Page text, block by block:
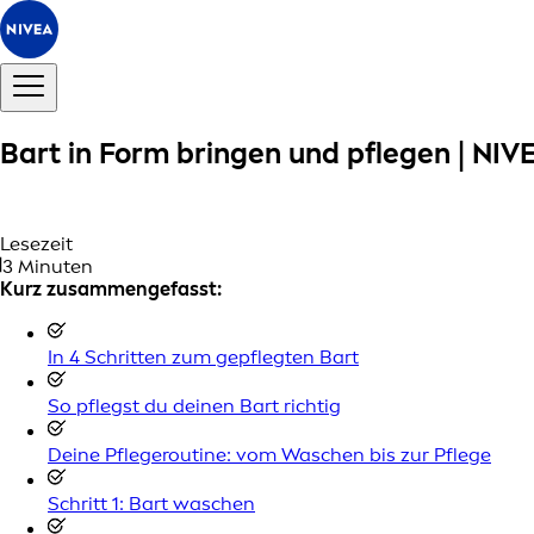
Bart in Form bringen und pflegen |
Lesezeit
3 Minuten
Kurz zusammengefasst:
In 4 Schritten zum gepflegten Bart
So pflegst du deinen Bart richtig
Deine Pflegeroutine: vom Waschen bis zur Pflege
Schritt 1: Bart waschen